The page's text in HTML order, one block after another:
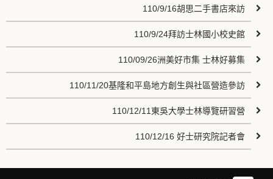
110/9/16胡思二手書店來訪
110/9/24拜訪士林國小校史館
110/09/26洲美好市集 士林好募集
110/11/20基隆和平島地方創生與社區營造參訪
110/12/11東吳大學士林導覽研習營
110/12/16 好士研究院記者會